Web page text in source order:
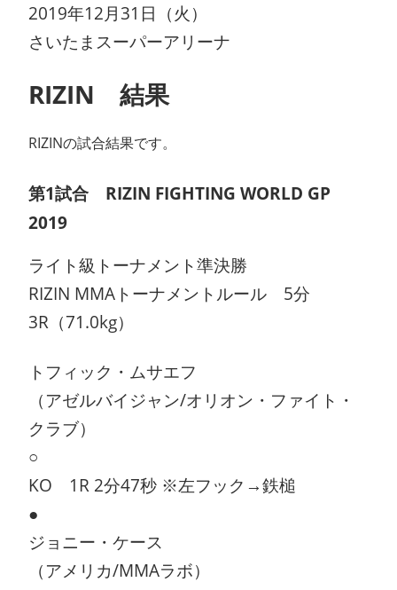
2019年12月31日（火）
さいたまスーパーアリーナ
RIZIN 結果
RIZINの試合結果です。
第1試合 RIZIN FIGHTING WORLD GP
2019
ライト級トーナメント準決勝
RIZIN MMAトーナメントルール 5分
3R（71.0kg）
トフィック・ムサエフ
（アゼルバイジャン/オリオン・ファイト・
クラブ）
○
KO 1R 2分47秒 ※左フック→鉄槌
●
ジョニー・ケース
（アメリカ/MMAラボ）